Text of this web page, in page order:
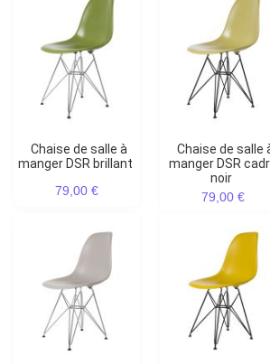
Chaise de salle à
manger DSR brillant
79,00 €
Chaise de salle à
manger DSR
noir
79,00 €